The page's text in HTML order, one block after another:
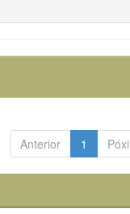
Anterior 1